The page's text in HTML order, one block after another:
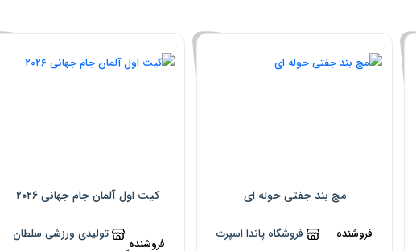
مچ بند جفتی حوله ای
فروشنده فروشگاه پاندا اسپرت
کیت اول آلمان جام جهانی ۲۰۲۶
فروشنده
تولیدی ورزشی سلطان